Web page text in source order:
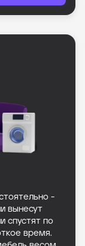
-
вынесут
спустят по
время.